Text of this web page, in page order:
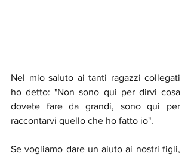
Nel mio saluto ai tanti ragazzi collegati
ho detto: "Non sono qui per dirvi cosa
dovete fare da grandi, sono qui per
raccontarvi quello che ho fatto io".
Se vogliamo dare un aiuto ai nostri figli,